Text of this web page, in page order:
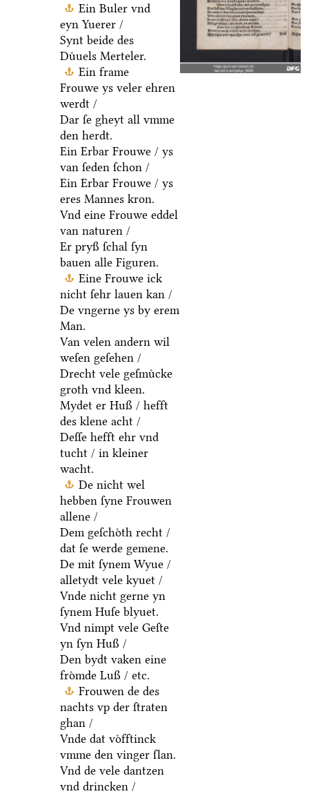
Ein Buler vnd
eyn Yuerer /
Synt beide des
Duͤuels Merteler.
Ein frame
Frouwe ys veler ehren
werdt /
Dar ſe gheyt all vmme
den herdt.
Ein Erbar Frouwe / ys
van ſeden ſchon /
Ein Erbar Frouwe / ys
eres Mannes kron.
Vnd eine Frouwe eddel
van naturen /
Er pryß ſchal ſyn
bauen alle Figuren.
Eine Frouwe ick
nicht ſehr lauen kan /
De vngerne ys by erem
Man.
Van velen andern wil
weſen geſehen /
Drecht vele geſmuͤcke
groth vnd kleen.
Mydet er Huß / hefft
des klene acht /
Deſſe hefft ehr vnd
tucht / in kleiner
wacht.
De nicht wel
hebben ſyne Frouwen
allene /
Dem geſchoͤth recht /
dat ſe werde gemene.
De mit ſynem Wyue /
alletydt vele kyuet /
Vnde nicht gerne yn
ſynem Huſe blyuet.
Vnd nimpt vele Geſte
yn ſyn Huß /
Den bydt vaken eine
froͤmde Luß / etc.
Frouwen de des
nachts vp der ſtraten
ghan /
Vnde dat voͤfftinck
vmme den vinger ſlan.
Vnd de vele dantzen
vnd drincken /